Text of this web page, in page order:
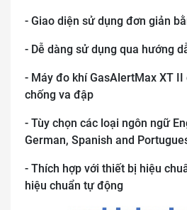
- Giao diện sử dụng đơn giản
- Dễ dàng sử dụng qua hướng
- Máy đo khí GasAlertMax XT
chống va đập
- Tùy chọn các loại ngôn ngữ
German, Spanish and
- Thích hợp với thiết bị hiệu
hiệu chuẩn tự động